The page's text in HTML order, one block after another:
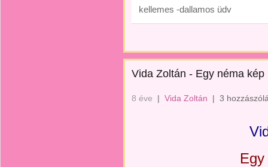
kellemes -dallamos üdv
Vida Zoltán - Egy néma kép
8 éve | Vida Zoltán | 3